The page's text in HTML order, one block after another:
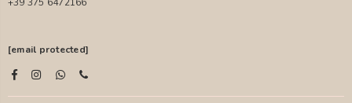
[email protected]